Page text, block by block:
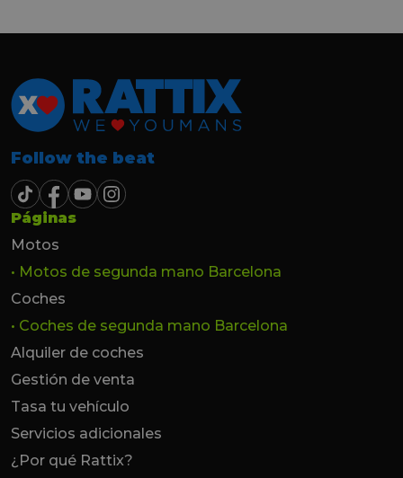
Follow the beat
Páginas
Motos
• Motos de segunda mano Barcelona
Coches
• Coches de segunda mano Barcelona
Alquiler de coches
Gestión de venta
Tasa tu vehículo
Servicios adicionales
¿Por qué Rattix?